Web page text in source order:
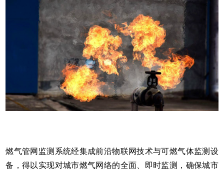
燃气管网监测系统经集成前沿物联网技术与可燃气体监测设
备，得以实现对城市燃气网络的全面、即时监测，确保城市